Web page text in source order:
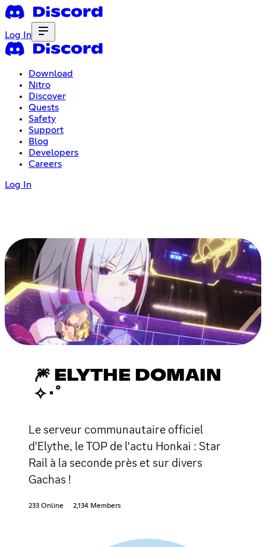
Log In
Download
Nitro
Discover
Quests
Safety
Support
Blog
Developers
Careers
Log In
🎆 ELYTHE DOMAIN
✧･ﾟ
Le serveur communautaire officiel
d'Elythe, le TOP de l'actu Honkai : Star
Rail à la seconde près et sur divers
Gachas !
233 Online 2,134 Members